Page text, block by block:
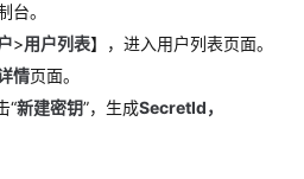
台。
>用户列表】，进入用户列表页面。
情页面。
“新建密钥”，生成SecretId，